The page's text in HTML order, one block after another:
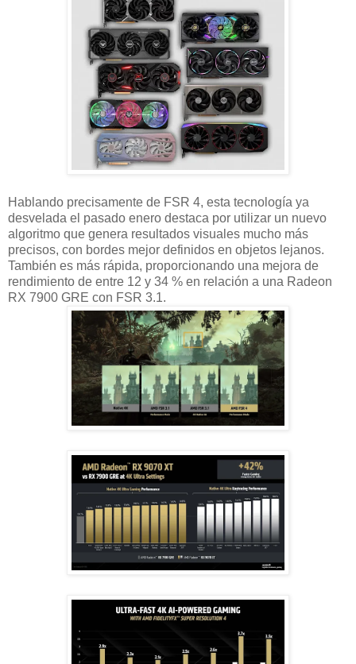
Hablando precisamente de FSR 4, esta tecnología ya
desvelada el pasado enero destaca por utilizar un nuevo
algoritmo que genera resultados visuales mucho más
precisos, con bordes mejor definidos en objetos lejanos.
También es más rápida, proporcionando una mejora de
rendimiento de entre 12 y 34 % en relación a una Radeon
RX 7900 GRE con FSR 3.1.